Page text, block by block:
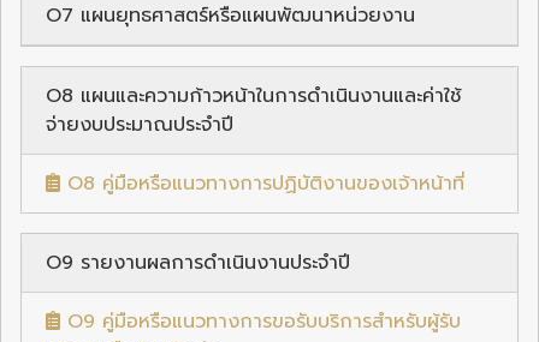
O7 แผนยุทธศาสตร์หรือแผนพัฒนาหน่วยงาน
O8 แผนและความก้าวหน้าในการดำเนินงานและค่าใช้
จ่ายงบประมาณประจำปี
O8 คู่มือหรือแนวทางการปฏิบัติงานของเจ้าหน้าที่
O9 รายงานผลการดำเนินงานประจำปี
O9 คู่มือหรือแนวทางการขอรับบริการสำหรับผู้รับ